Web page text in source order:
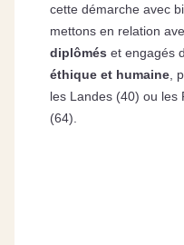
cette démarche avec
mettons en relation
diplômés et engagés
éthique et humaine,
les Landes (40) ou les
(64).